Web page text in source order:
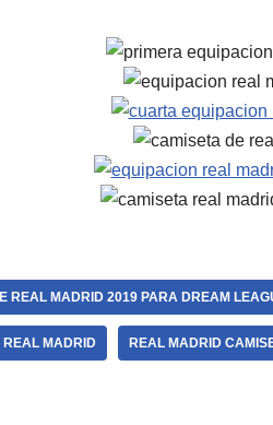
REAL MADRID 2019 PARA DREAM
REAL MADRID REAL MADRID